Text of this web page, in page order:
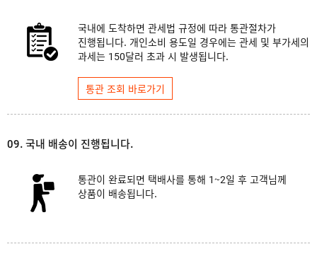
국내에 도착하면 관세법 규정에 따라 통관절차가
진행됩니다. 개인소비 용도일 경우에는 관세 및 부가세의
과세는 150달러 초과 시 발생됩니다.
통관 조회 바로가기
09. 국내 배송이 진행됩니다.
통관이 완료되면 택배사를 통해 1~2일 후 고객님께
상품이 배송됩니다.